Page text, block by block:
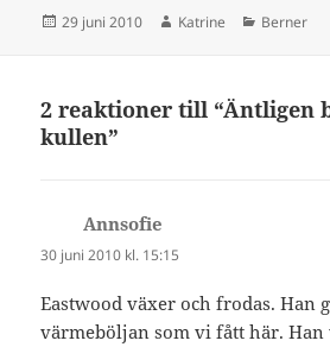
Postat
29 juni 2010 Författare
Katrine Kategorier
Berner
2 reaktioner till “Äntligen
kullen”
Annsofie
30 juni 2010 kl. 15:15
Eastwood växer och frodas. Han
värmeböljan som vi fått här.